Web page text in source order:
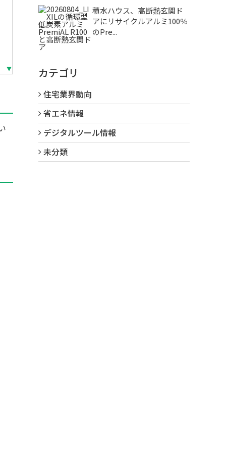
積水ハウス、高断熱玄関ド
アにリサイクルアルミ100％
のPre...
カテゴリ
住宅業界動向
省エネ情報
デジタルツール情報
未分類